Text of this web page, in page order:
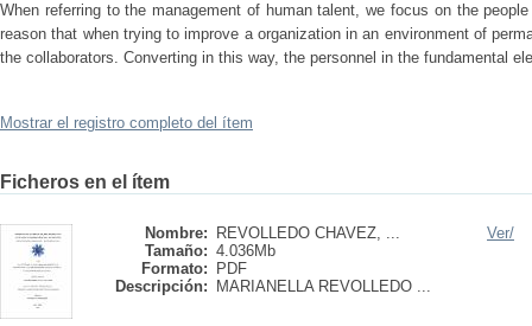
When referring to the management of human talent, we focus on the
reason that when trying to improve a organization in an environment of
the collaborators. Converting in this way, the personnel in the fundamental
Mostrar el registro completo del ítem
Ficheros en el ítem
Nombre:
REVOLLEDO CHAVEZ, ...
Tamaño: 4.036Mb
Formato:
PDF
Descripción:
MARIANELLA REVOLLEDO ...
Ver/